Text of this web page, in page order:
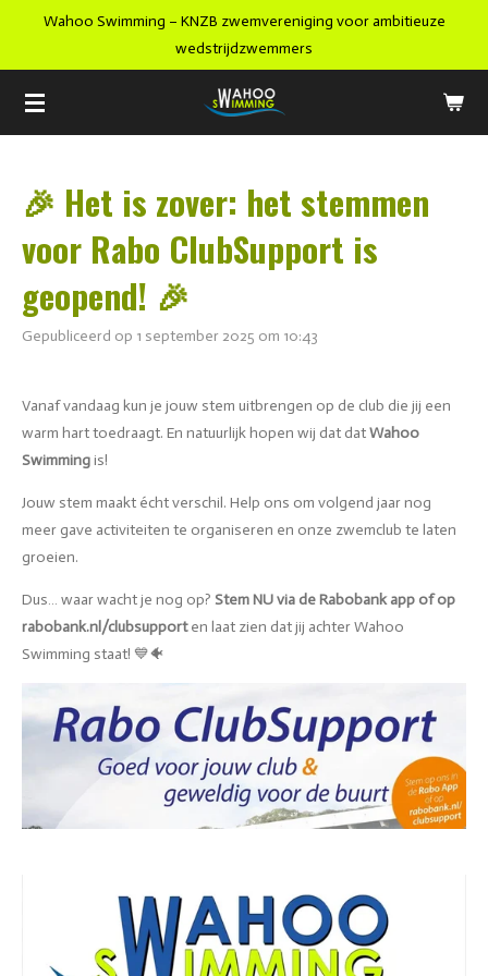
de
hoofdinhoud
Wahoo Swimming – KNZB zwemvereniging voor ambitieuze
wedstrijdzwemmers
🎉 Het is zover: het stemmen
voor Rabo ClubSupport is
geopend! 🎉
Gepubliceerd op 1 september 2025 om 10:43
Vanaf vandaag kun je jouw stem uitbrengen op de club die jij een
warm hart toedraagt. En natuurlijk hopen wij dat datWahoo
Swimmingis!
Jouw stem maakt écht verschil. Help ons om volgend jaar nog
meer gave activiteiten te organiseren en onze zwemclub te laten
groeien.
Dus… waar wacht je nog op? Stem NU via de Rabobank app of op
rabobank.nl/clubsupporten laat zien dat jij achter Wahoo
Swimming staat! 💙🐠